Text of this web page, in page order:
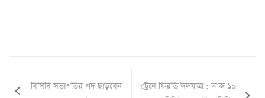
বিসিবি সভাপতির পদ ছাড়বেন
ট্রেনে ফিরতি ঈদযাত্রা : আজ ১০